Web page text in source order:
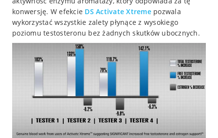
konwersję. W efekcie DS Activate Xtreme pozwala
wykorzystać wszystkie zalety płynące z wysokiego
poziomu testosteronu bez żadnych skutków ubocznych.